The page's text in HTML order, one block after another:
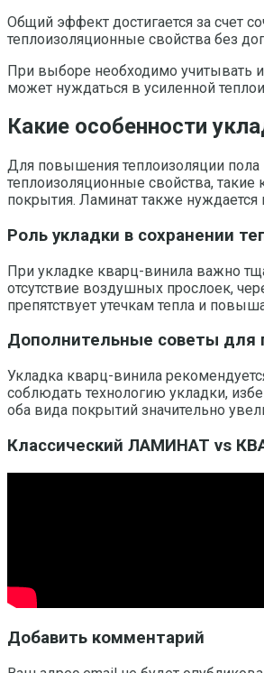
Общий эффект достигается за счет
теплоизоляционные свойства без
При выборе необходимо учитывать и
может нуждаться в усиленной
Какие особенности
Для повышения теплоизоляции
теплоизоляционные свойства,
покрытия. Ламинат также
Роль укладки в сохранении
При укладке кварц-винила важно
отсутствие воздушных прослоек,
препятствует утечкам тепла и
Дополнительные советы для
Укладка кварц-винила
соблюдать технологию укладки,
оба вида покрытий значительно
Классический ЛАМИНАТ vs
Добавить комментарий